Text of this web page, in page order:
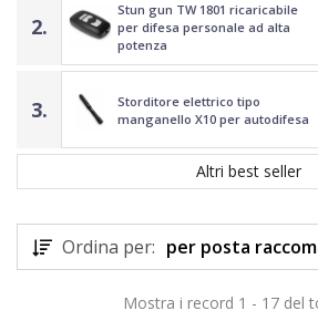
2.
Stun gun TW 1801 ricaricabile
per difesa personale ad alta
potenza
3.
Storditore elettrico tipo
manganello X10 per autodifesa
Altri best seller
Ordina per: per posta
Mostra i record 1 - 17 del